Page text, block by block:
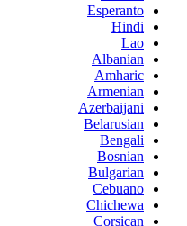
Esperanto
Hindi
Lao
Albanian
Amharic
Armenian
Azerbaijani
Belarusian
Bengali
Bosnian
Bulgarian
Cebuano
Chichewa
Corsican